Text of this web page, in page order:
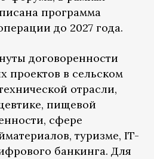
программа
до 2027 года.
договоренности
проектов в сельском
отрасли,
пищевой
сфере
туризме, IT-
банкинга. Для